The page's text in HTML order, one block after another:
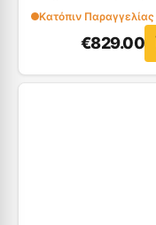
Καφετιέρα
Κατόπιν Παραγγελίας
€829.00